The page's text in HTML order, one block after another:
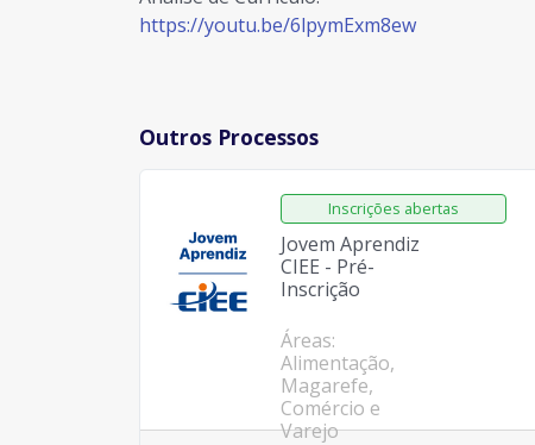
https://youtu.be/6lpymExm8ew
Outros Processos
Jovem Aprendiz
CIEE - Pré-
Inscrição
Áreas:
Alimentação,
Magarefe,
Comércio e
Varejo